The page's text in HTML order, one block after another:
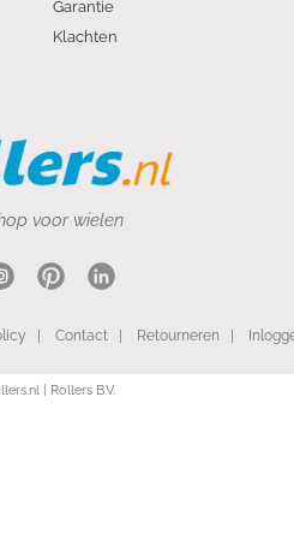
Garantie
Klachten
voor wielen
Contact Retourneren
| Rollers B.V.